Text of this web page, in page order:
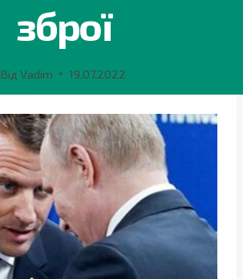
зброї
Від Vadim 19.07.2022